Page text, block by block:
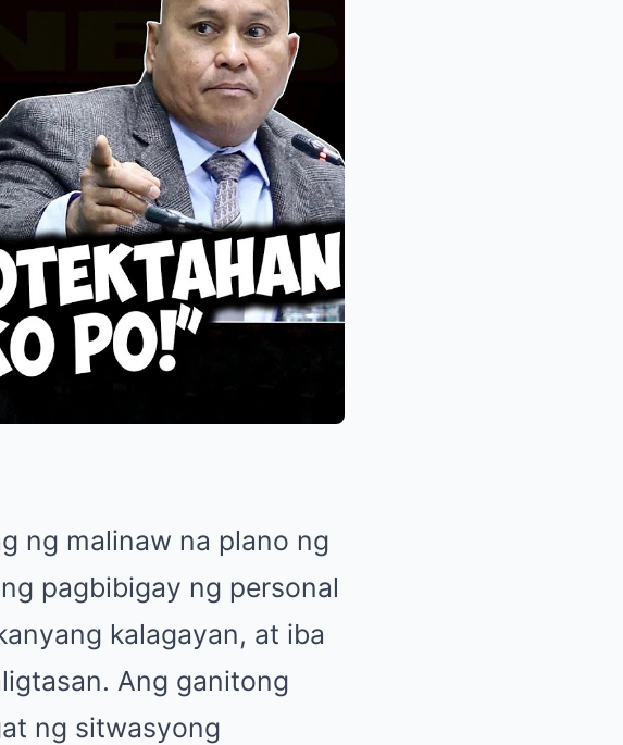
ng malinaw na plano ng
pagbibigay ng personal
kalagayan, at iba
Ang ganitong
ng sitwasyong